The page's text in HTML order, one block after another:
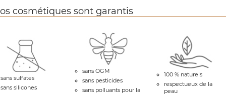
cosmétiques sont garantis
sans sulfates
sans silicones
sans OGM
sans pesticides
sans polluants pour la
100 % naturels
respectueux de la
peau